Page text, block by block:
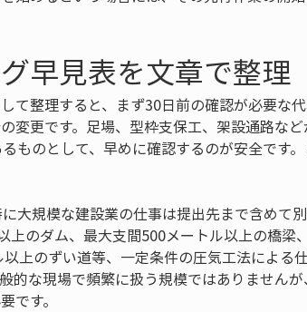
早見表を文章で整理
て整理すると、まず30日前の確認が必要な
変更です。足場、型枠支保工、架設通路な
ものとして、早めに確認するのが安全です
大規模な建設業の仕事は提出先まで含めて
上のダム、最大支間500メートル以上の橋梁
上のずい道等、一定条件の圧気工法による
的な現場で頻繁に扱う規模ではありません
です。